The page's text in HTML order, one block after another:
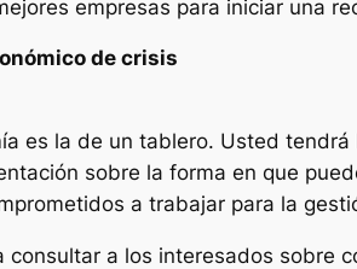
empresas para iniciar una
de crisis
es la de un tablero. Usted
sobre la forma en que
a trabajar para la
a los interesados ​​sobre